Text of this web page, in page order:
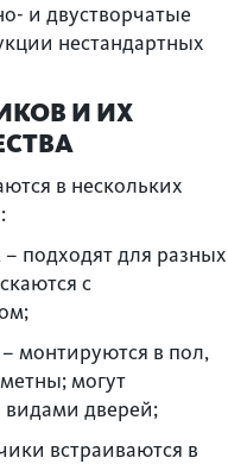
и двустворчатые
нестандартных
И ИХ
в нескольких
подходят для разных
с
монтируются в пол,
могут
видами дверей;
встраиваются в